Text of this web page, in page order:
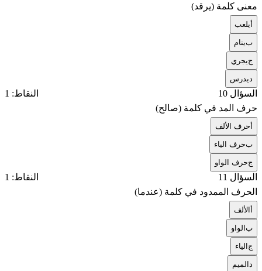
معنى كلمة (يرقد)
يلعب
بينام
جيجري
يدرس
السؤال 10
النقاط: 1
حرف المد في كلمة (صالح)
حرف الألف
بحرف الياء
جحرف الواو
السؤال 11
النقاط: 1
الحرف الممدود في كلمة (عندما)
الألف
بالواو
جالياء
الميم